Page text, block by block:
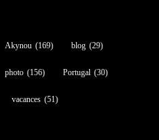
Akynou (169) blog (29)
photo (156) Portugal (30)
vacances (51)